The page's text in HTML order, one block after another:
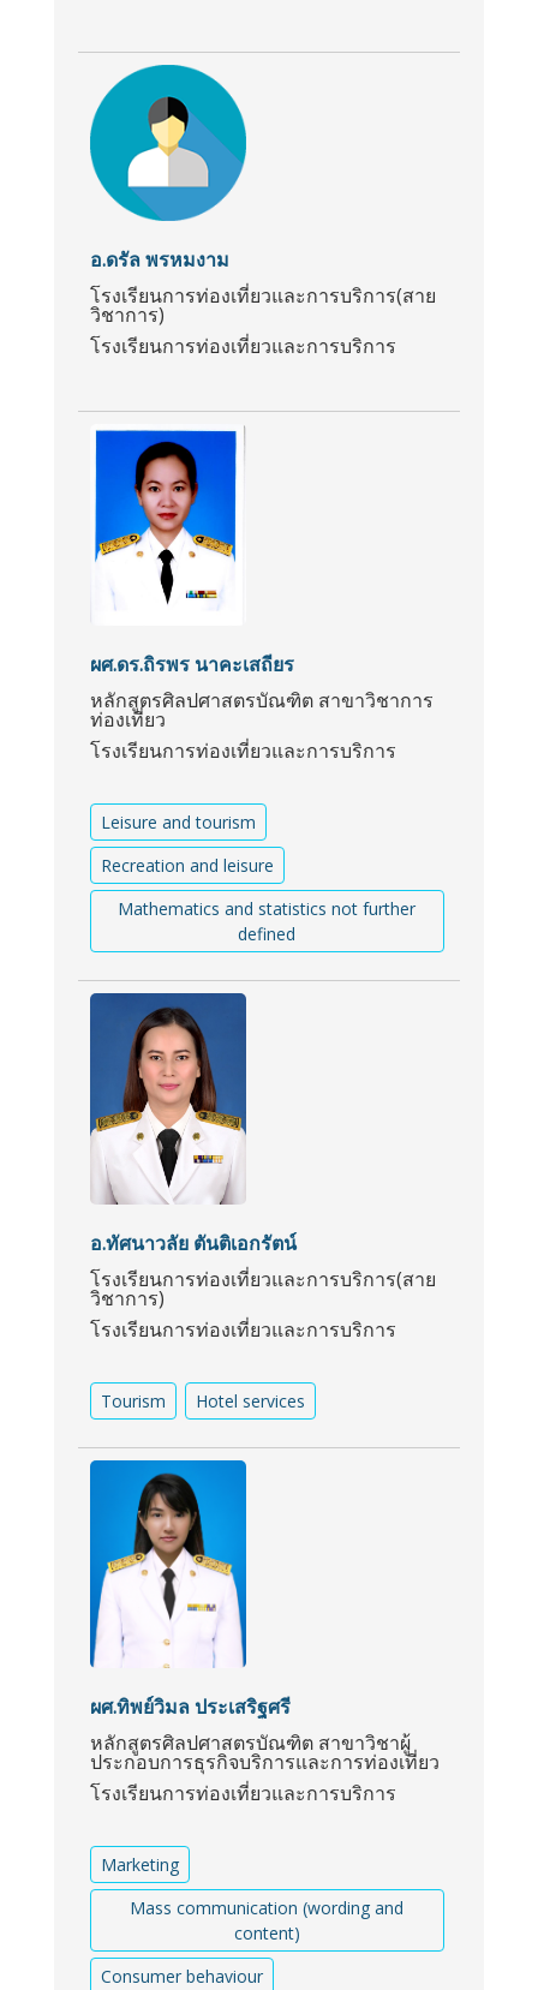
อ.ดรัล พรหมงาม
โรงเรียนการท่องเที่ยวและการบริการ(สาย
วิชาการ)
โรงเรียนการท่องเที่ยวและการบริการ
ผศ.ดร.ถิรพร นาคะเสถียร
หลักสูตรศิลปศาสตรบัณฑิต สาขาวิชาการ
ท่องเที่ยว
โรงเรียนการท่องเที่ยวและการบริการ
Leisure and tourism
Recreation and leisure
Mathematics and statistics not further
defined
อ.ทัศนาวลัย ตันติเอกรัตน์
โรงเรียนการท่องเที่ยวและการบริการ(สาย
วิชาการ)
โรงเรียนการท่องเที่ยวและการบริการ
Tourism Hotel services
ผศ.ทิพย์วิมล ประเสริฐศรี
หลักสูตรศิลปศาสตรบัณฑิต สาขาวิชาผู้
ประกอบการธุรกิจบริการและการท่องเที่ยว
โรงเรียนการท่องเที่ยวและการบริการ
Marketing
Mass communication (wording and
content)
Consumer behaviour